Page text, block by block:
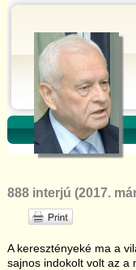
888 interjú (2017.
A keresztényeké ma a
sajnos indokolt volt az a